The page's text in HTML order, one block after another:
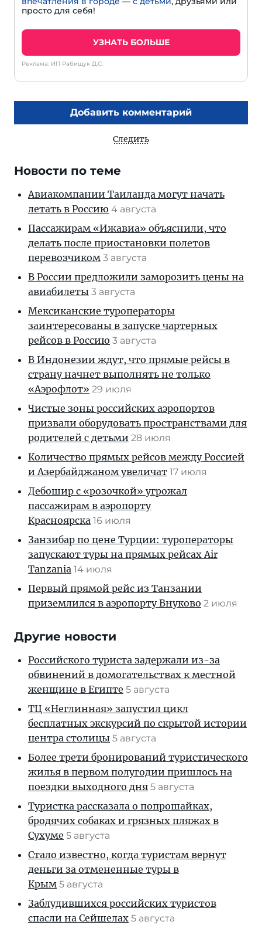
просто для себя!
УЗНАТЬ БОЛЬШЕ
Реклама: ИП Рабищук Д.С.
Добавить комментарий
Следить
Новости по теме
Авиакомпании Таиланда могут начать
летать в Россию 4 августа
Пассажирам «Ижавиа» объяснили, что
делать после приостановки полетов
перевозчиком 3 августа
В России предложили заморозить цены на
авиабилеты 3 августа
Мексиканские туроператоры
заинтересованы в запуске чартерных
рейсов в Россию 3 августа
В Индонезии ждут, что прямые рейсы в
страну начнет выполнять не только
«Аэрофлот» 29 июля
Чистые зоны российских аэропортов
призвали оборудовать пространствами для
родителей с детьми 28 июля
Количество прямых рейсов между Россией
и Азербайджаном увеличат 17 июля
Дебошир с «розочкой» угрожал
пассажирам в аэропорту
Красноярска 16 июля
Занзибар по цене Турции: туроператоры
запускают туры на прямых рейсах Air
Tanzania 14 июля
Первый прямой рейс из Танзании
приземлился в аэропорту Внуково 2 июля
Другие новости
Российского туриста задержали из-за
обвинений в домогательствах к местной
женщине в Египте 5 августа
ТЦ «Неглинная» запустил цикл
бесплатных экскурсий по скрытой истории
центра столицы 5 августа
Более трети бронирований туристического
жилья в первом полугодии пришлось на
поездки выходного дня 5 августа
Туристка рассказала о попрошайках,
бродячих собаках и грязных пляжах в
Сухуме 5 августа
Стало известно, когда туристам вернут
деньги за отмененные туры в
Крым 5 августа
Заблудившихся российских туристов
спасли на Сейшелах 5 августа